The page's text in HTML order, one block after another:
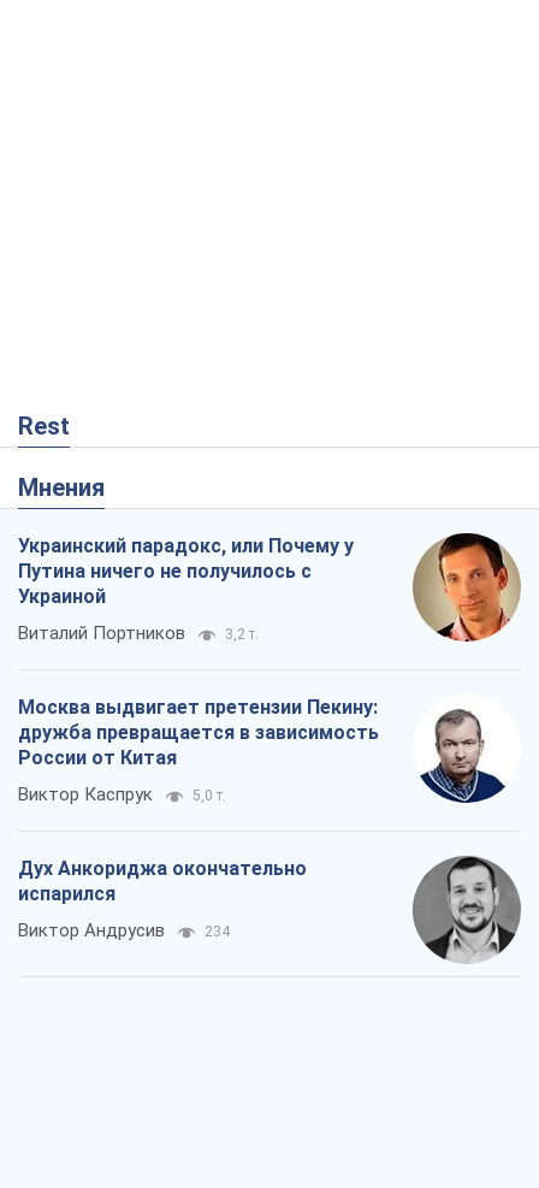
Rest
Мнения
Украинский парадокс, или Почему у
Путина ничего не получилось с
Украиной
Виталий Портников 3,2 т.
Москва выдвигает претензии Пекину:
дружба превращается в зависимость
России от Китая
Виктор Каспрук 5,0 т.
Дух Анкориджа окончательно
испарился
Виктор Андрусив 234